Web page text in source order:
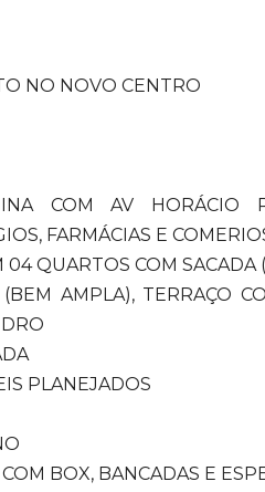
NO NOVO CENTRO
COM AV HORÁCIO
FARMÁCIAS E
QUARTOS COM
AMPLA), TERRAÇO
PLANEJADOS
BOX, BANCADAS E